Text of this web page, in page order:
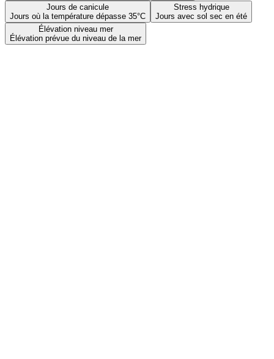
Jours de canicule
Jours où la température dépasse 35°C
Stress hydrique
Jours avec sol sec en été
Élévation niveau mer
Élévation prévue du niveau de la mer